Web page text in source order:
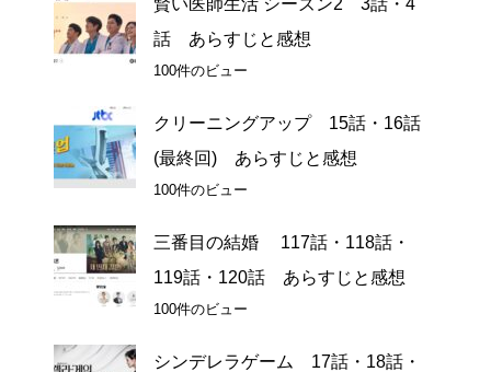
賢い医師生活 シーズン2 3話・4
話 あらすじと感想
100件のビュー
クリーニングアップ 15話・16話
(最終回) あらすじと感想
100件のビュー
三番目の結婚 117話・118話・
119話・120話 あらすじと感想
100件のビュー
シンデレラゲーム 17話・18話・